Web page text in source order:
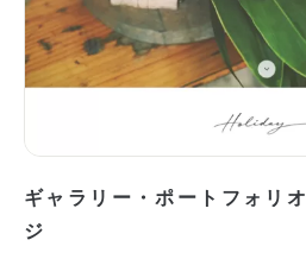
ギャラリー・ポートフォリオ
ジ